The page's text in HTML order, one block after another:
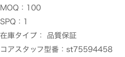
MOQ：100
SPQ：1
在庫タイプ： 品質保証
コアスタッフ型番：st75594458